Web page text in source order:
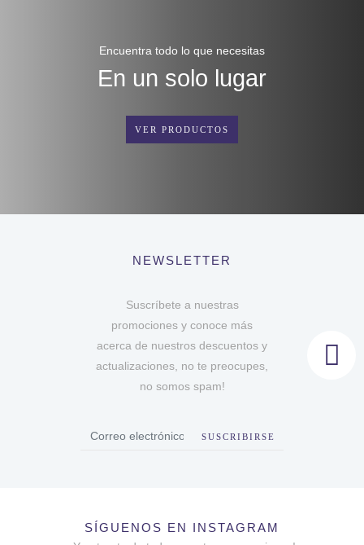
Encuentra todo lo que necesitas
En un solo lugar
VER PRODUCTOS
NEWSLETTER
Suscríbete a nuestras
promociones y conoce más
acerca de nuestros descuentos y
actualizaciones, no te preocupes,
no somos spam!
SUSCRIBIRSE
SÍGUENOS EN INSTAGRAM